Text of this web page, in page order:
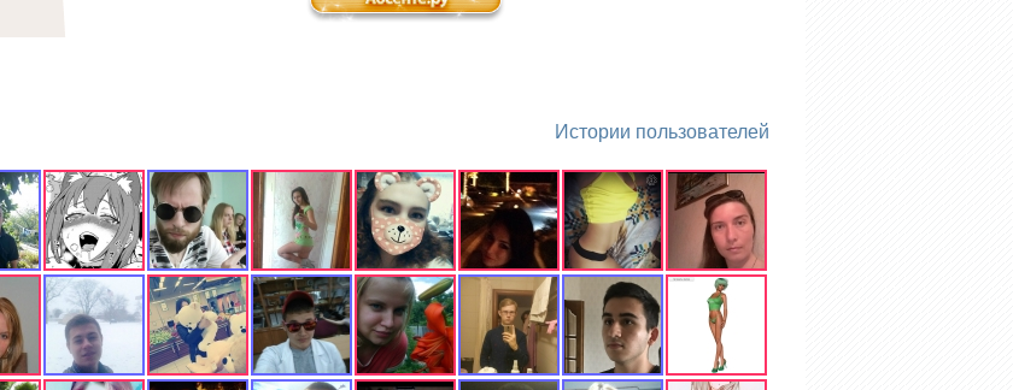
Истории пользователей